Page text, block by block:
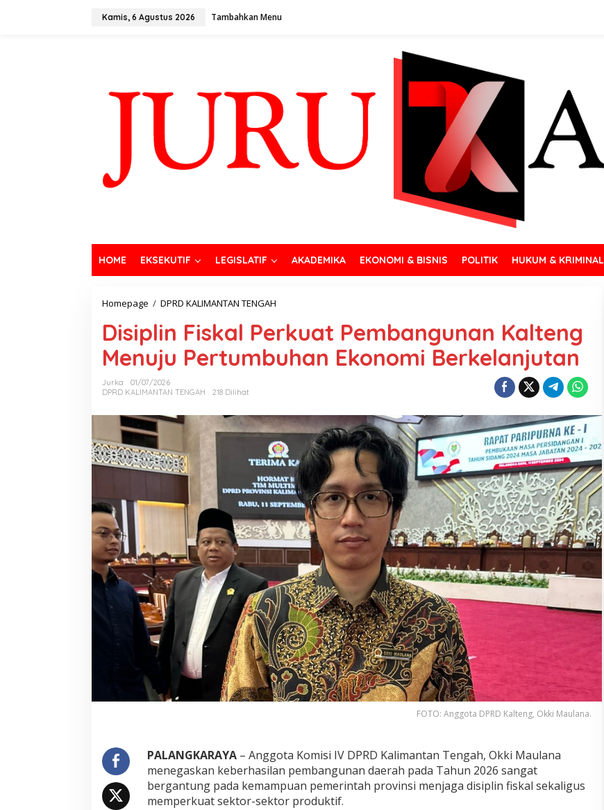
Kamis, 6 Agustus 2026 Tambahkan Menu
HOME EKSEKUTIF LEGISLATIF AKADEMIKA EKONOMI & BISNIS POLITIK HUKUM & KRIMINAL
Homepage / DPRD KALIMANTAN TENGAH
Disiplin Fiskal Perkuat Pembangunan Kalteng
Menuju Pertumbuhan Ekonomi Berkelanjutan
Jurka
01/07/2026
DPRD KALIMANTAN TENGAH
218 Dilihat
FOTO: Anggota DPRD Kalteng, Okki Maulana.
PALANGKARAYA– Anggota Komisi IV DPRD Kalimantan Tengah, Okki Maulana
menegaskan keberhasilan pembangunan daerah pada Tahun 2026 sangat
bergantung pada kemampuan pemerintah provinsi menjaga disiplin fiskal sekaligus
memperkuat sektor-sektor produktif.